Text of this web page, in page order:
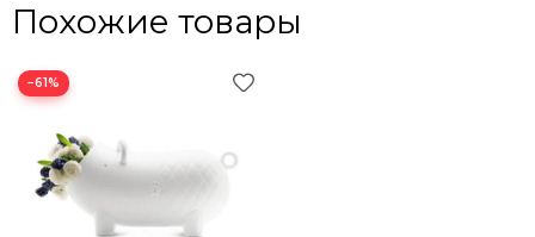
Похожие товары
−61%